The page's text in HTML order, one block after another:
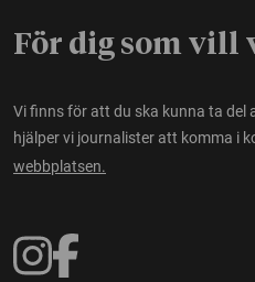
För dig som vill
Vi finns för att du ska kunna ta del
hjälper vi journalister att komma i
webbplatsen.